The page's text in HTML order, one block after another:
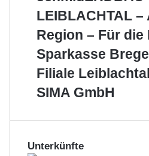
–
Aus
Region
–
Für
die
LEIBLACHTAL –
Region – Für die
Sparkasse
Bregenz
AG
–
Sparkasse
Filiale Leiblachtal
SIMA
SIMA GmbH
Unterkünfte